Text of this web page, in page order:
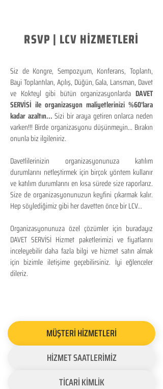
RSVP | LCV HİZMETLERİ
Siz de Kongre, Sempozyum, Konferans, Toplantı,
Bayi Toplantıları, Açılış, Düğün, Gala, Lansman, Davet
ve Kokteyl gibi bütün organizasyonlarda DAVET
SERVİSİ ile organizasyon maliyetlerinizi %60'lara
kadar azaltın...Sizi bir araya getiren onlarca neden
varken!!! Birde organizasyonu düşünmeyin... Bırakın
onunla biz ilgileniriz.
Davetlilerinizin organizasyonunuza katılım
durumlarını netleştirmek için birçok yöntem kullanır
ve katılım durumlarını en kısa sürede size raporlarız.
Size de organizasyonunuzun keyfini çıkarmak kalır.
Hep söylediğimiz gibi her davetten önce bir LCV...
Organizasyonunuza özel çözümler için buradayız
DAVET SERVİSİ Hizmet paketlerimizi ve fiyatlarını
inceleyebilir daha fazla bilgi ve hizmet satın almak
için bizimle iletişime geçebilirsiniz. İyi eğlenceler
dileriz.
MÜŞTERİ HİZMETLERİ
HİZMET SAATLERİMİZ
TİCARİ KİMLİK